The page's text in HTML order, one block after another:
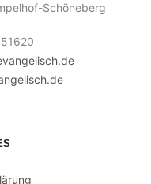
Schöneberg